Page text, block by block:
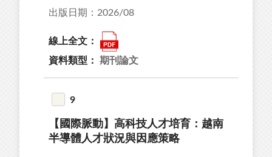
出版日期：2026/08
線上全文：
資料類型： 期刊論文
9
【國際脈動】高科技人才培育：越南
半導體人才狀況與因應策略